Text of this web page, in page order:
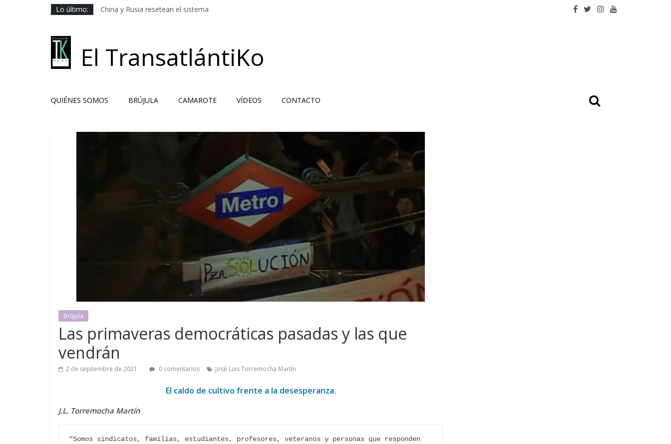
Lo último:
China y Rusia resetean el sistema
Hacia la no beligerancia
El TransatlántiKo
QUIÉNES SOMOS BRÚJULA CAMAROTE VÍDEOS CONTACTO
Brújula
Las primaveras democráticas pasadas y las que
vendrán
2 de septiembre de 2021 0 comentarios José Luis Torremocha Martín
El caldo de cultivo frente a la desesperanza.
J.L. Torremocha Martín
“Somos sindicatos, familias, estudiantes, profesores, veteranos y personas que responden